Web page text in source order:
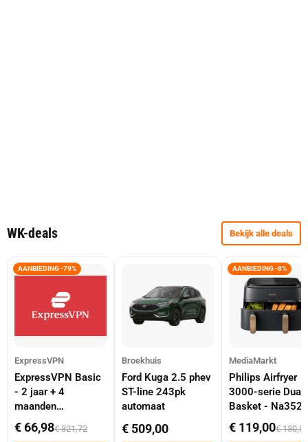
WK-deals Bekijk alle deals
AANBIEDING -79%
ExpressVPN
ExpressVPN Basic
- 2 jaar + 4
maanden
abonnement
€ 66,98€ 321,72
Broekhuis
Ford Kuga 2.5 phev
ST-line 243pk
automaat
€ 509,00
AANBIEDING -8%
MediaMarkt
Philips Airfryer
3000-serie Dual
Basket -
Dubbele Mand 9
Tot 6 Personen
€ 119,00€ 130,00